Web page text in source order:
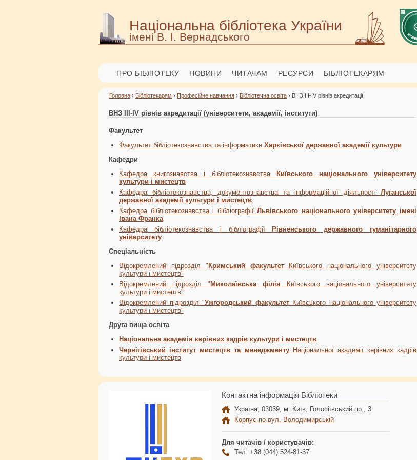
Національна бібліотека України
імені В. І. Вернадського
ПРО БІБЛІОТЕКУ НОВИНИ ЧИТАЧАМ РЕСУРСИ БІБЛІОТЕКАРЯМ
Головна › Бібліотекарям › Професійне навчання › Бібліотечна освіта › ВНЗ III-IV рівнів акредитації
ВНЗ III-IV рівнів акредитації (університети, академії, інститути)
Факультет
Факультет бібліотекознавства та інформатики Харківської державної академії культури
Кафедри
Кафедра книгознавства і бібліотекознавства
Київського національного університету
культури і мистецтв
Кафедра бібліотекознавства, документознавства та інформаційної діяльності Луганської
державної академії культури і мистецтв
Кафедра бібліотекознавства і бібліографіїЛьвівського національного університету імені
Івана Франка
Кафедра бібліотекознавства і бібліографії
Рівненського державного гуманітарного
університету
Спеціальність
Відокремлений підрозділ " Кримський факультетКиївського національного університету
культури і мистецтв"
Відокремлений підрозділ " Миколаївська філія Київського національного університету
культури і мистецтв"
Відокремлений підрозділ "Ужгородський факультетКиївського національного університету
культури і мистецтв"
Друга вища освіта
Національна академія керівних кадрів культури і мистецтв
Чернігівський інститут мистецтв та менеджментуНаціональної академії керівних кадрів
культури і мистецтв
Контактна інформація Бібліотеки
Україна, 03039, м. Київ, Голосіївський пр., 3
Корпус по вул. Володимирській
Для читачів / користувачів:
Тел: +38 (044) 524-81-37